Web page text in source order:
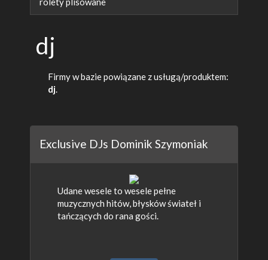
dj
Firmy w bazie powiązane z usługą/produktem:
dj
Exclusive DJs Dominik Szymoniak
Udane wesele to wesele pełne
muzycznych hitów, błysków świateł i
tańczących do rana gości.